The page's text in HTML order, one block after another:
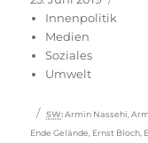
amInnenpolitik
Medien
Soziales
Umwelt
Schlagwörter
SW: Armin Nassehi ,
Ende Gelände Ernst Bloch